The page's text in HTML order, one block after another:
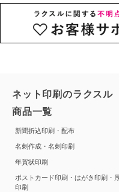
ネット印刷のラクスル
商品一覧
新聞折込印刷・配布
名刺作成・名刺印刷
年賀状印刷
ポストカード印刷・はがき印刷・
印刷